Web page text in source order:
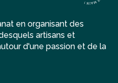
en organisant des
artisans et
d'une passion et de la